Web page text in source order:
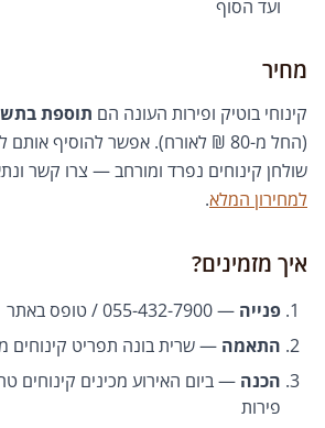
ועד הסוף
מחיר
קינוחי בוטיק ופירות העונה הם תוספת
(החל מ-80 ₪ לאורח). אפשר להוסיף
שולחן קינוחים נפרד ומורחב — צרו קשר
למחירון המלא.
איך מזמינים?
פנייה — 055-432-7900 / טופס באתר
התאמה — שרית בונה תפריט קינוחים
הכנה — ביום האירוע מכינים קינוחים
פירות